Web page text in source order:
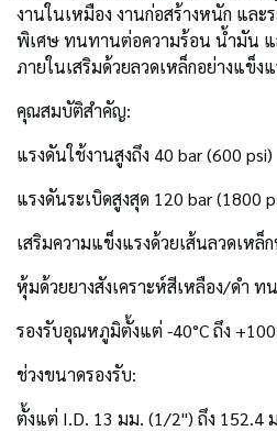
งานในเหมือง งานก่อสร้างหนัก และ
พิเศษ ทนทานต่อความร้อน น้ำมัน แ
ภายในเสริมด้วยลวดเหล็กอย่างแข็งแ
คุณสมบัติสำคัญ:
แรงดันใช้งานสูงถึง 40 bar (600 psi)
แรงดันระเบิดสูงสุด 120 bar (1800
เสริมความแข็งแรงด้วยเส้นลวดเหล็
หุ้มด้วยยางสังเคราะห์สีเหลือง/ดำ
รองรับอุณหภูมิตั้งแต่ -40°C ถึง
ช่วงขนาดรองรับ:
ตั้งแต่ I.D. 13 มม. (1/2") ถึง 152.4